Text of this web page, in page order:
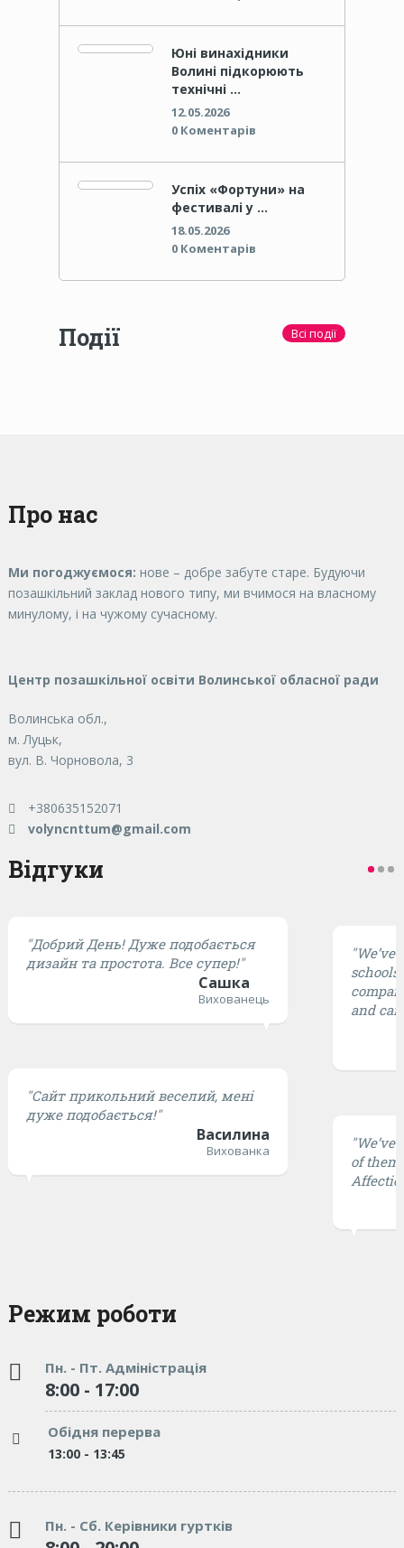
Юні винахідники
Волині підкорюють
технічні …
12.05.2026
0 Коментарів
Успіх «Фортуни» на
фестивалі у …
18.05.2026
0 Коментарів
Події Всі події
Про нас
Ми погоджуємося: нове – добре забуте старе. Будуючи
позашкільний заклад нового типу, ми вчимося на власному
минулому, і на чужому сучасному.
Центр позашкільної освіти Волинської обласної ради
Волинська обл.,
м. Луцьк,
вул. В. Чорновола, 3
+380635152071
volyncnttum@gmail.com
Відгуки
"Добрий День! Дуже подобається
дизайн та простота. Все супер!"
Сашка
Вихованець
"Сайт прикольний веселий, мені
дуже подобається!"
Василина
Вихованка
and
of them
Режим роботи
Пн. - Пт. Адміністрація
8:00 - 17:00
Обідня перерва
13:00 - 13:45
Пн. - Сб. Керівники гуртків